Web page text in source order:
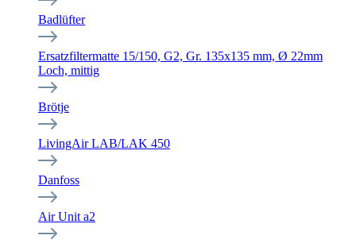
Badlüfter
Ersatzfiltermatte 15/150, G2, Gr. 135x135 mm, Ø 22mm
Loch, mittig
Brötje
LivingAir LAB/LAK 450
Danfoss
Air Unit a2